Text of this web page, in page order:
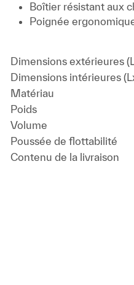
Boîtier résistant aux
Poignée
Dimensions extérieures
Dimensions intérieures
Matériau
Poids
Volume
Poussée de flottabilité
Contenu de la livraison